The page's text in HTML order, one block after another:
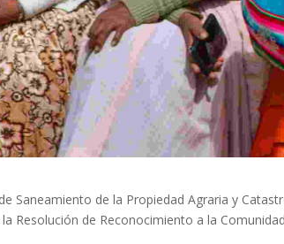
Saneamiento de la Propiedad Agraria y
Resolución de Reconocimiento a la